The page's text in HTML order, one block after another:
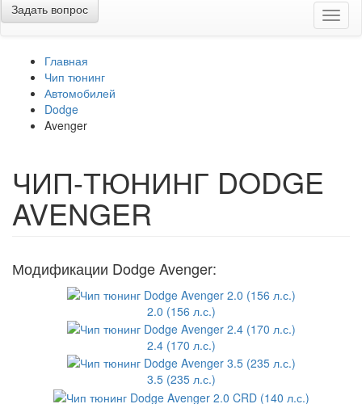
Меню
Задать вопрос
Главная
Чип тюнинг
Автомобилей
Dodge
Avenger
ЧИП-ТЮНИНГ DODGE
AVENGER
Модификации Dodge Avenger:
2.0 (156 л.с.)
2.4 (170 л.с.)
3.5 (235 л.с.)